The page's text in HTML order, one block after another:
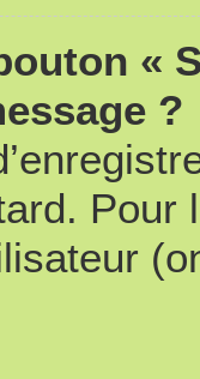
«
?
Pour